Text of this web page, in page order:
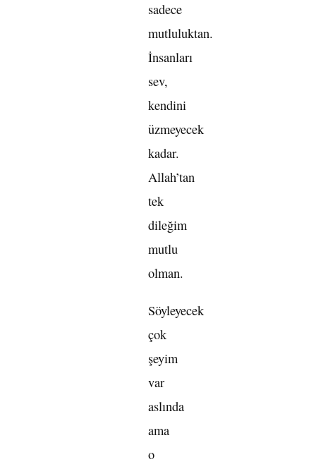
sadece
mutluluktan.
İnsanları
sev,
kendini
üzmeyecek
kadar.
Allah’tan
tek
dileğim
mutlu
olman.
Söyleyecek
çok
şeyim
var
aslında
ama
o